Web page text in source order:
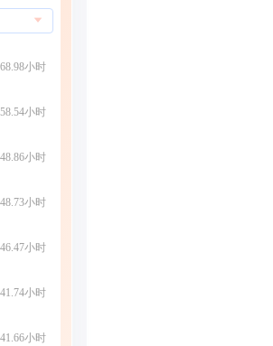
68.98小时
58.54小时
48.86小时
48.73小时
46.47小时
41.74小时
41.66小时